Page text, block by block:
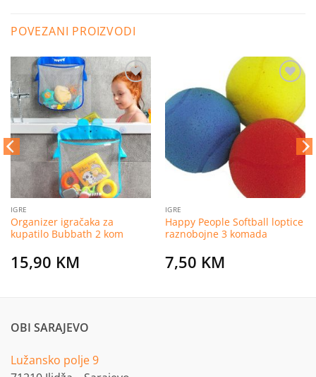
POVEZANI PROIZVODI
Dodaj
na
listu
želja
IGRE
Organizer igračaka za
kupatilo Bubbath 2 kom
15,90 KM
želja
IGRE
Happy People Softball loptice
raznobojne 3 komada
7,50 KM
OBI SARAJEVO
Lužansko polje 9